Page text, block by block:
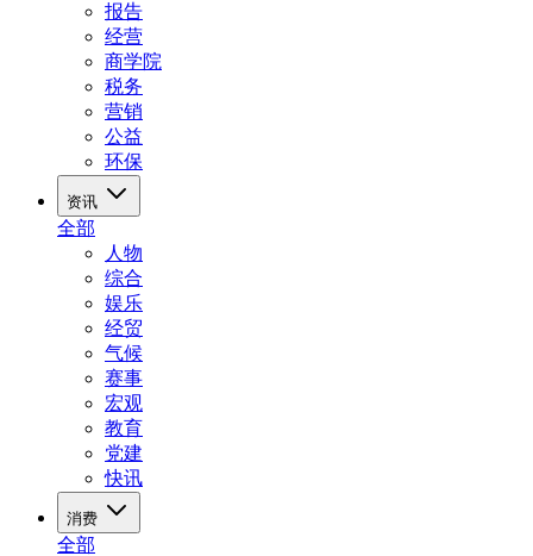
报告
经营
商学院
税务
营销
公益
环保
资讯
全部
人物
综合
娱乐
经贸
气候
赛事
宏观
教育
党建
快讯
消费
全部